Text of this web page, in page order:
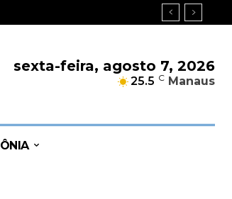
sexta-feira, agosto 7, 2026
25.5 C Manaus